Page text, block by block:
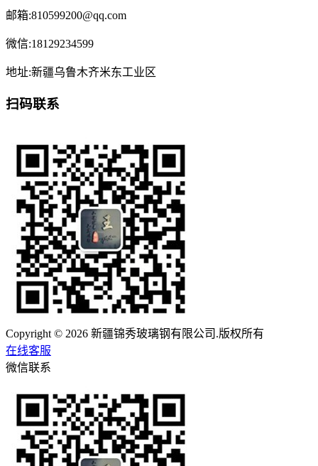
邮箱:810599200@qq.com
微信:18129234599
地址:新疆乌鲁木齐米东工业区
扫码联系
Copyright © 2026 新疆锦秀玻璃钢有限公司.版权所有
在线客服
微信联系